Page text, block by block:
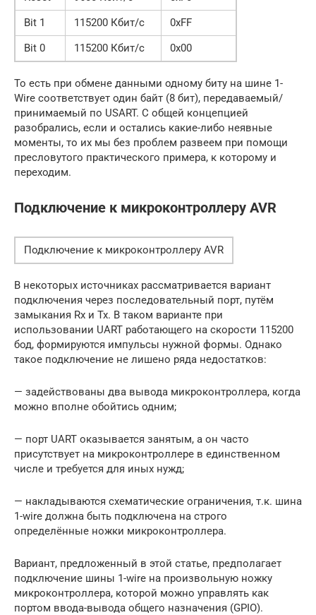
Bit 1
115200 Кбит/с
0xFF
Bit 0
115200 Кбит/с 0x00
То есть при обмене данными одному биту на шине 1-
Wire соответствует один байт (8 бит), передаваемый/
принимаемый по USART. С общей концепцией
разобрались, если и остались какие-либо неявные
моменты, то их мы без проблем развеем при помощи
пресловутого практического примера, к которому и
переходим.
Подключение к микроконтроллеру AVR
Подключение к микроконтроллеру AVR
В некоторых источниках рассматривается вариант
подключения через последовательный порт, путём
замыкания Rx и Tx. В таком варианте при
использовании UART работающего на скорости 115200
бод, формируются импульсы нужной формы. Однако
такое подключение не лишено ряда недостатков:
— задействованы два вывода микроконтроллера, когда
можно вполне обойтись одним;
— порт UART оказывается занятым, а он часто
присутствует на микроконтроллере в единственном
числе и требуется для иных нужд;
— накладываются схематические ограничения, т.к. шина
1-wire должна быть подключена на строго
определённые ножки микроконтроллера.
Вариант, предложенный в этой статье, предполагает
подключение шины 1-wire на произвольную ножку
микроконтроллера, которой можно управлять как
портом ввода-вывода общего назначения (GPIO).